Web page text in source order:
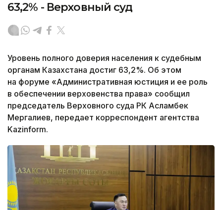
63,2% - Верховный суд
Уровень полного доверия населения к судебным
органам Казахстана достиг 63,2%. Об этом
на форуме «Административная юстиция и ее роль
в обеспечении верховенства права» сообщил
председатель Верховного суда РК Асламбек
Мергалиев, передает корреспондент агентства
Kazinform.